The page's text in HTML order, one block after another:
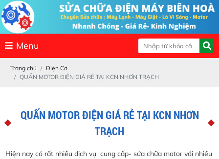
Menu
Trang chủ
Điện Cơ
QUẤN MOTOR ĐIỆN GIÁ RẺ TẠI KCN NHƠN TRẠCH
QUẤN MOTOR ĐIỆN GIÁ RẺ TẠI KCN NHƠN
TRẠCH
Hiện nay có rất nhiều dịch vụ cung cấp- sửa chữa motor với nhiều